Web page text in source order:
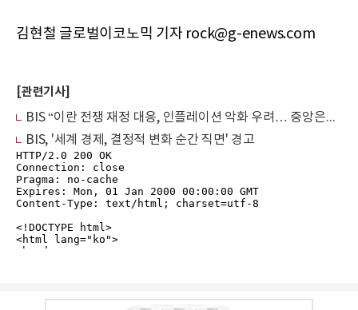
김현철 글로벌이코노믹 기자 rock@g-enews.com
[관련기사]
BIS “이란 전쟁 재정 대응, 인플레이션 악화 우려… 중앙은행 행동 준비해야”
BIS, '세계 경제, 결정적 변화 순간 직면' 경고